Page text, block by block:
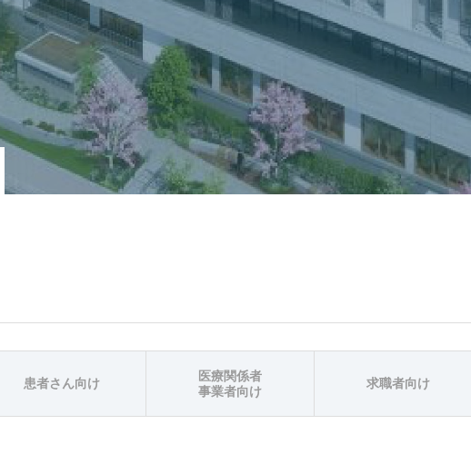
患者さん向け
医療関係者
事業者向け
求職者向け